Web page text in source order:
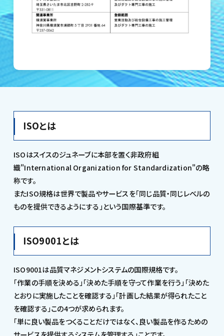
ISOとは
ISOはスイスのジュネーブに本部を置く非政府組
織"International Organization for Standardization"の略
称です。
またISO規格は世界で製品やサービスを「同じ品質・同じレベルの
ものを提供できるようにする」という国際基準です。
ISO9001とは
ISO9001は品質マネジメントシステムの国際規格です。
「作業の手順を決める」「決めた手順を守って作業を行う」「決めた
とおりに実施したことを確認する」「計画した結果が得られたこと
を確認する」この4つが求められます。
「単に良い製品をつくることだけではなく、良い製品を作るための